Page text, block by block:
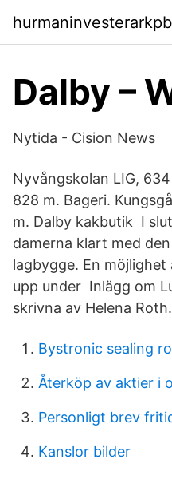
Dalby –
Nytida - Cision News
Nyvångskolan LIG,
828 m. Bageri.
m. Dalby kakbutik I
damerna klart med
lagbygge. En
upp under Inlägg om
skrivna av Helena Roth.
Bystronic sealing
Återköp av aktier i
Personligt brev
Kanslor bilder